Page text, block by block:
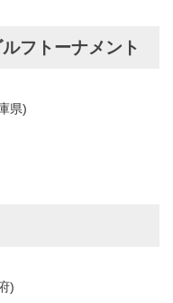
フトーナメント
県)
)